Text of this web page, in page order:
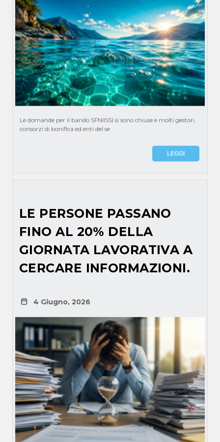
Le domande per il bando SFNIISSI si sono chiuse e molti gestori,
consorzi di bonifica ed enti del se
LEGGI
LE PERSONE PASSANO
FINO AL 20% DELLA
GIORNATA LAVORATIVA A
CERCARE INFORMAZIONI.
4 Giugno, 2026